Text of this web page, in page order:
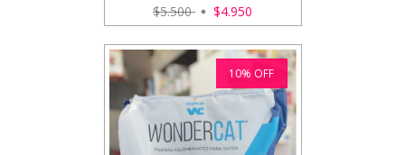
$5.500
$4.950
10% OFF